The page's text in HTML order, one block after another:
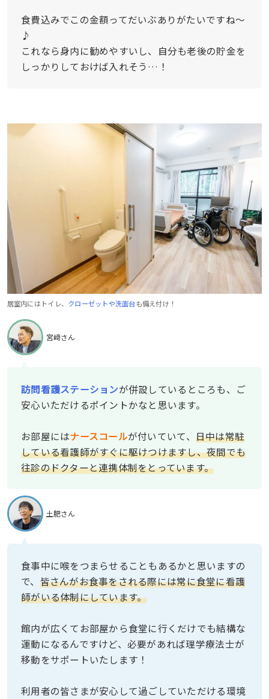
食費込みでこの金額ってだいぶありがたいですね〜
♪
これなら身内に勧めやすいし、自分も老後の貯金を
しっかりしておけば入れそう…！
居室内にはトイレ、 クローゼットや洗面台も備え付け！
宮﨑さん
訪問看護ステーションが併設しているところも、ご
安心いただけるポイントかなと思います。
お部屋にはナースコールが付いていて、 日中は常駐
している看護師がすぐに駆けつけますし、夜間でも
往診のドクターと連携体制をとっています。
土肥さん
食事中に喉をつまらせることもあるかと思いますの
で、 皆さんがお食事をされる際には常に食堂に看護
師がいる体制にしています。
館内が広くてお部屋から食堂に行くだけでも結構な
運動になるんですけど、必要があれば理学療法士が
移動をサポートいたします！
利用者の皆さまが安心して過ごしていただける環境